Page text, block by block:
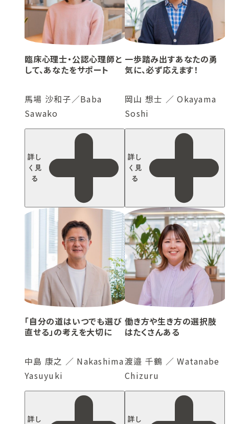
臨床心理士・公認心理師と
して、あなたをサポート
馬場 沙和子／Baba
Sawako
詳し
く見
る
一歩踏み出すあなたの勇
気に、必ず応えます！
岡山 想士 ／ Okayama
Soshi
詳し
く見
る
「自分の道はいつでも選び
直せる」の考えを大切に
中島 康之 ／ Nakashima
Yasuyuki
詳し
働き方や生き方の選択肢
はたくさんある
渡邉 千鶴 ／ Watanabe
Chizuru
詳し